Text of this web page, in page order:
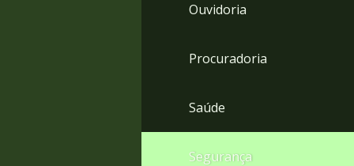
Ouvidoria
Procuradoria
Saúde
Segurança